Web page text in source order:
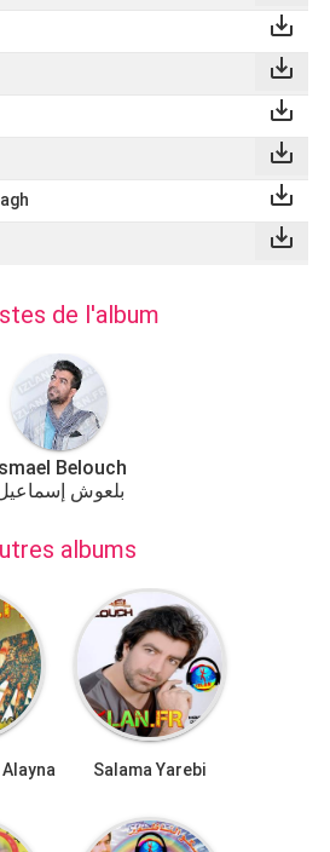
save_alt
save_alt
save_alt
save_alt
save_alt
save_alt
de l'album
Belouch
بلعوش
albums
Salama Yarebi